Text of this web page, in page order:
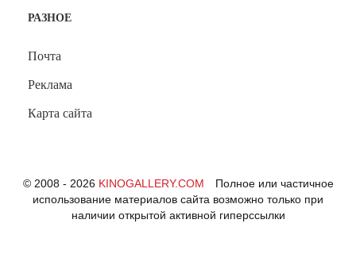
РАЗНОЕ
Почта
Реклама
Карта сайта
© 2008 - 2026 KINOGALLERY.COM
Полное или частичное
использование материалов сайта возможно только при
наличии открытой активной гиперссылки